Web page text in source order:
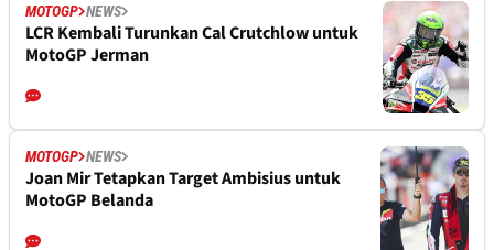
MOTOGP NEWS
LCR Kembali Turunkan Cal Crutchlow untuk
MotoGP Jerman
MOTOGP NEWS
Joan Mir Tetapkan Target Ambisius untuk
MotoGP Belanda